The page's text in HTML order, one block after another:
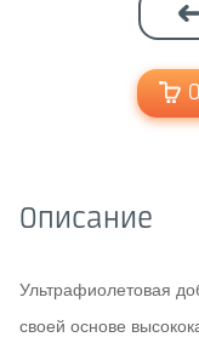
Описание
Ультрафиолетовая
своей основе